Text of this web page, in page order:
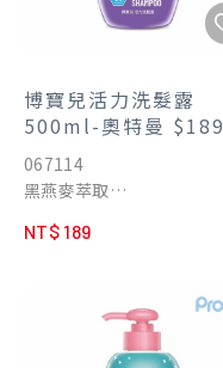
博寶兒活力洗髮露
500ml-奧特曼 $189
067114
黑燕麥萃取
NT$ 189